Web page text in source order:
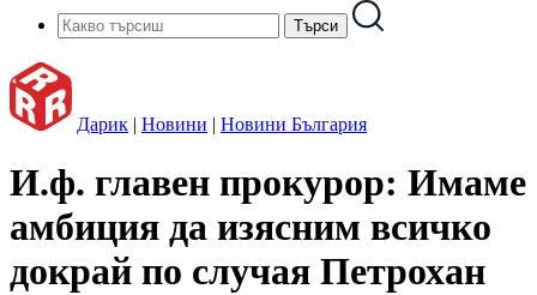
Дарик | Новини | Новини България
И.ф. главен прокурор: Имаме
амбиция да изясним всичко
докрай по случая Петрохан